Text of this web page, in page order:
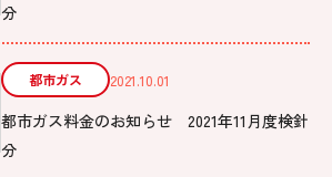
分
都市ガス 2021.10.01
都市ガス料金のお知らせ 2021年11月度検針
分